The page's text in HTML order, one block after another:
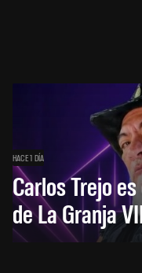
HACE 1 DÍA
Carlos Trejo
de La Granja